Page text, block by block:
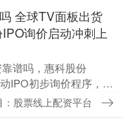
全球TV面板出货
询价启动冲刺上
谱吗，惠科股份
IPO初步询价程序，符
者可通过深交所网下发
：股票线上配资平台